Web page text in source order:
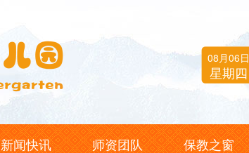
08月06日
星期四
六月廿四
丙午
新闻快讯 师资团队 保教之窗